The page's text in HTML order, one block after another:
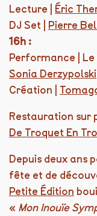
Lecture | Éric
DJ Set | Pierre
16h :
Performance | Le
Sonia Derzypolski
Création |
Restauration sur
De Troquet En
Depuis deux ans
fête et de
Petite Édition
« Mon Inouïe